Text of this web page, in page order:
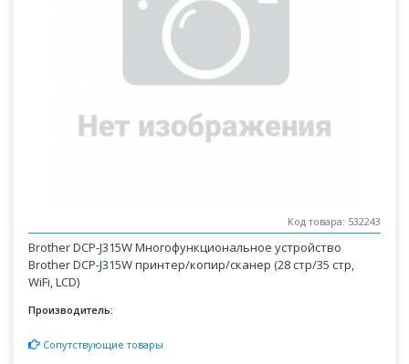
Код товара: 532243
Brother DCP-J315W Многофункциональное устройство
Brother DCP-J315W принтер/копир/сканер (28 стр/35 стр,
WiFi, LCD)
Производитель:
Сопутствующие товары